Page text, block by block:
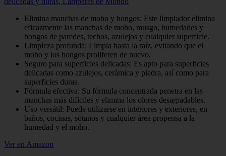
Elimina manchas de moho y hongos: Este limpiador elimina
eficazmente las manchas de moho, musgo, humedades y
hongos de paredes, techos, azulejos y cualquier superficie.
Limpieza profunda: Limpia hasta la raíz, evitando que el
moho y los hongos proliferen de nuevo.
Seguro para superficies delicadas: Es apto para superficies
delicadas como azulejos, cerámica y piedra, así como para
superficies duras.
Fórmula efectiva: Su fórmula concentrada penetra en las
manchas más difíciles y elimina los olores desagradables.
Uso versátil: Puede utilizarse en interiores y exteriores, en
baños, cocinas, sótanos y cualquier área propensa a la
humedad y el moho.
Ver en Amazon